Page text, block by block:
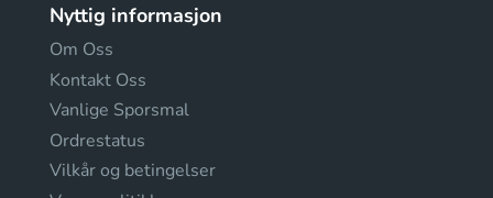
Nyttig informasjon
Om Oss
Kontakt Oss
Vanlige Sporsmal
Ordrestatus
Vilkår og betingelser